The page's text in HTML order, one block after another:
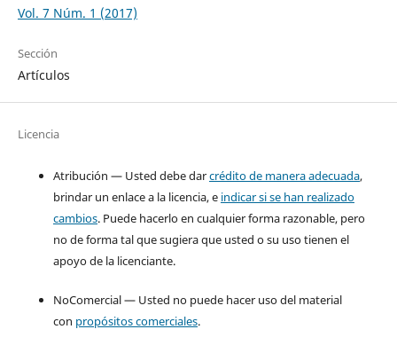
Vol. 7 Núm. 1 (2017)
Sección
Artículos
Licencia
Atribución — Usted debe darcrédito de manera adecuada,
brindar un enlace a la licencia, e indicar si se han realizado
cambios. Puede hacerlo en cualquier forma razonable, pero
no de forma tal que sugiera que usted o su uso tienen el
apoyo de la licenciante.
NoComercial — Usted no puede hacer uso del material
con propósitos comerciales.